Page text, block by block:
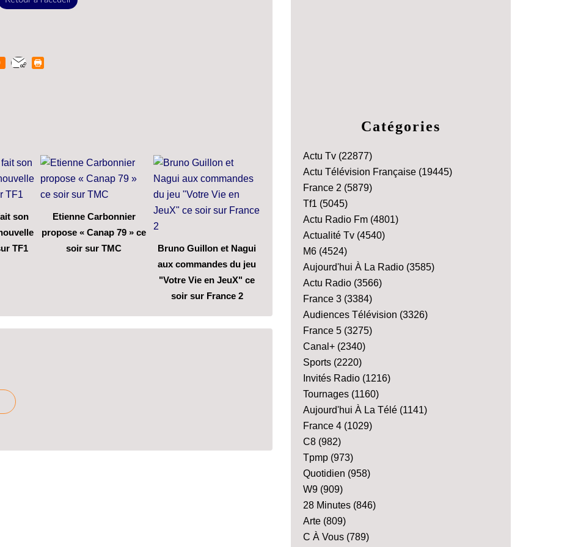
son
TF1
Etienne Carbonnier
propose « Canap 79 » ce
soir sur TMC
Bruno Guillon et Nagui
aux commandes du jeu
"Votre Vie en JeuX" ce
soir sur France 2
Catégories
Actu Tv (22877)
Actu Télévision Française (19445)
France 2 (5879)
Tf1 (5045)
Actu Radio Fm (4801)
Actualité Tv (4540)
M6 (4524)
Aujourd'hui À La Radio (3585)
Actu Radio (3566)
France 3 (3384)
Audiences Télévision (3326)
France 5 (3275)
Canal+ (2340)
Sports (2220)
Invités Radio (1216)
Tournages (1160)
Aujourd'hui À La Télé (1141)
France 4 (1029)
C8 (982)
Tpmp (973)
Quotidien (958)
W9 (909)
28 Minutes (846)
Arte (809)
C À Vous (789)